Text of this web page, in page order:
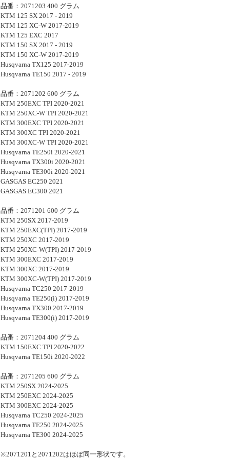
品番：2071203 400 グラム
KTM 125 SX 2017 - 2019
KTM 125 XC-W 2017-2019
KTM 125 EXC 2017
KTM 150 SX 2017 - 2019
KTM 150 XC-W 2017-2019
Husqvarna TX125 2017-2019
Husqvarna TE150 2017 - 2019
品番：2071202 600 グラム
KTM 250EXC TPI 2020-2021
KTM 250XC-W TPI 2020-2021
KTM 300EXC TPI 2020-2021
KTM 300XC TPI 2020-2021
KTM 300XC-W TPI 2020-2021
Husqvarna TE250i 2020-2021
Husqvarna TX300i 2020-2021
Husqvarna TE300i 2020-2021
GASGAS EC250 2021
GASGAS EC300 2021
品番：2071201 600 グラム
KTM 250SX 2017-2019
KTM 250EXC(TPI) 2017-2019
KTM 250XC 2017-2019
KTM 250XC-W(TPI) 2017-2019
KTM 300EXC 2017-2019
KTM 300XC 2017-2019
KTM 300XC-W(TPI) 2017-2019
Husqvarna TC250 2017-2019
Husqvarna TE250(i) 2017-2019
Husqvarna TX300 2017-2019
Husqvarna TE300(i) 2017-2019
品番：2071204 400 グラム
KTM 150EXC TPI 2020-2022
Husqvarna TE150i 2020-2022
品番：2071205 600 グラム
KTM 250SX 2024-2025
KTM 250EXC 2024-2025
KTM 300EXC 2024-2025
Husqvarna TC250 2024-2025
Husqvarna TE250 2024-2025
Husqvarna TE300 2024-2025
※2071201と2071202はほぼ同一形状です。